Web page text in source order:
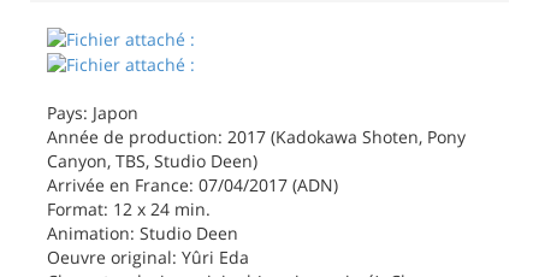
Pays: Japon
Année de production: 2017 (Kadokawa Shoten, Pony
Canyon, TBS, Studio Deen)
Arrivée en France: 07/04/2017 (ADN)
Format: 12 x 24 min.
Animation: Studio Deen
Oeuvre original: Yûri Eda